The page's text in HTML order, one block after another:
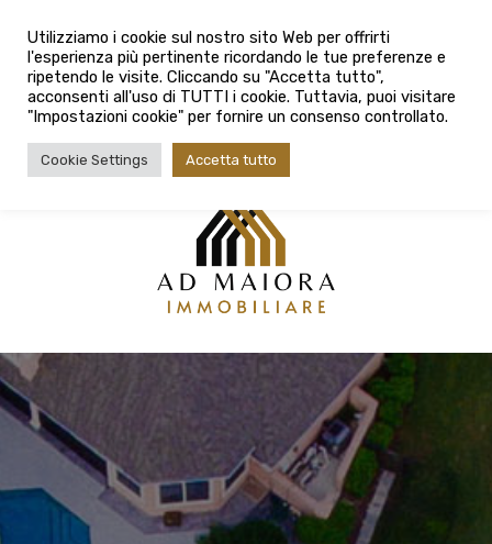
080 3759025
Utilizziamo i cookie sul nostro sito Web per offrirti
l'esperienza più pertinente ricordando le tue preferenze e
ripetendo le visite. Cliccando su "Accetta tutto",
acconsenti all'uso di TUTTI i cookie. Tuttavia, puoi visitare
"Impostazioni cookie" per fornire un consenso controllato.
Cookie Settings Accetta tutto